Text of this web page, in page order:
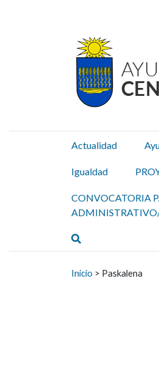
Actualidad
Igualdad
CONVOCATORIA
Inicio > Paskalena